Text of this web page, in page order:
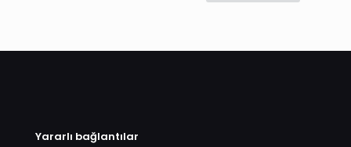
Yararlı bağlantılar